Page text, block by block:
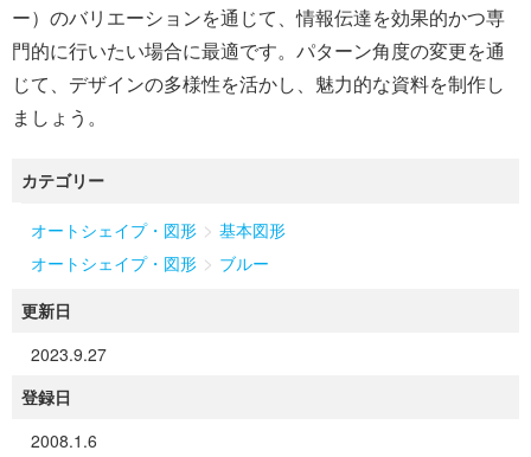
ー）のバリエーションを通じて、情報伝達を効果的かつ専
門的に行いたい場合に最適です。パターン角度の変更を通
じて、デザインの多様性を活かし、魅力的な資料を制作し
ましょう。
カテゴリー
オートシェイプ・図形 > 基本図形
オートシェイプ・図形 > ブルー
更新日
2023.9.27
登録日
2008.1.6